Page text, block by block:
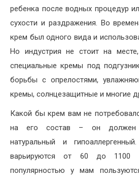
ребенка после водных процедур
сухости и раздражения. Во
крем был одного вида и
Но индустрия не стоит на
специальные кремы под
борьбы с опрелостями,
кремы, солнцезащитные и многие
Какой бы крем вам не
на его состав – он должен
натуральный и
варьируются от 60 до 1100
популярностью у мам